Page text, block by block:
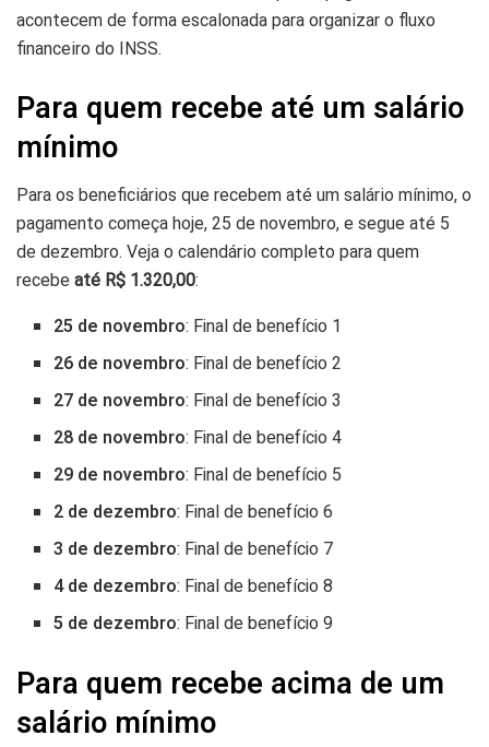
acontecem de forma escalonada para organizar o fluxo
financeiro do INSS.
Para quem recebe até um salário
mínimo
Para os beneficiários que recebem até um salário mínimo, o
pagamento começa hoje, 25 de novembro, e segue até 5
de dezembro. Veja o calendário completo para quem
recebe até R$ 1.320,00:
25 de novembro: Final de benefício 1
26 de novembro: Final de benefício 2
27 de novembro: Final de benefício 3
28 de novembro: Final de benefício 4
29 de novembro: Final de benefício 5
2 de dezembro: Final de benefício 6
3 de dezembro: Final de benefício 7
4 de dezembro: Final de benefício 8
5 de dezembro: Final de benefício 9
Para quem recebe acima de um
salário mínimo